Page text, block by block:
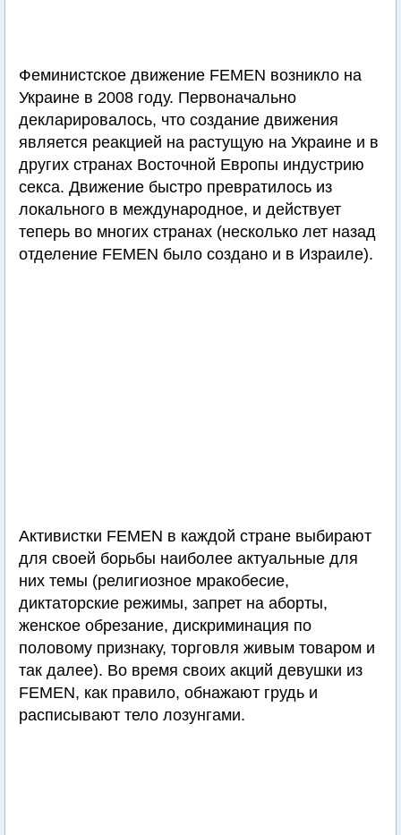
Феминистское движение FEMEN возникло на
Украине в 2008 году. Первоначально
декларировалось, что создание движения
является реакцией на растущую на Украине и в
других странах Восточной Европы индустрию
секса. Движение быстро превратилось из
локального в международное, и действует
теперь во многих странах (несколько лет назад
отделение FEMEN было создано и в Израиле).
Активистки FEMEN в каждой стране выбирают
для своей борьбы наиболее актуальные для
них темы (религиозное мракобесие,
диктаторские режимы, запрет на аборты,
женское обрезание, дискриминация по
половому признаку, торговля живым товаром и
так далее). Во время своих акций девушки из
FEMEN, как правило, обнажают грудь и
расписывают тело лозунгами.